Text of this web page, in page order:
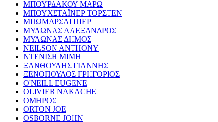
ΜΠΟΥΡΔΑΚΟΥ ΜΑΡΩ
ΜΠΟΥΧΣΤΑΪΝΕΡ ΤΟΡΣΤΕΝ
ΜΠΩΜΑΡΣΑΙ ΠΙΕΡ
ΜΥΛΩΝΑΣ ΑΛΕΞΑΝΔΡΟΣ
ΜΥΛΩΝΑΣ ΔΗΜΟΣ
NEILSON ANTHONY
ΝΤΕΝΙΣΗ ΜΙΜΗ
ΞΑΝΘΟΥΛΗΣ ΓΙΑΝΝΗΣ
ΞΕΝΟΠΟΥΛΟΣ ΓΡΗΓΟΡΙΟΣ
O'NEILL EUGENE
OLIVIER NAKACHE
ΟΜΗΡΟΣ
ORTON JOE
OSBORNE JOHN